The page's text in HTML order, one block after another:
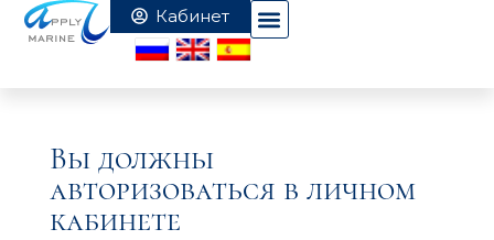
Вы должны
авторизоваться в личном
кабинете